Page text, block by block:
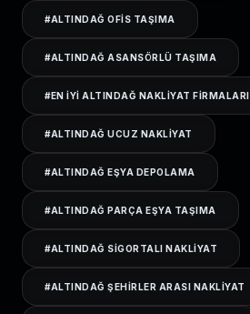
#ALTINDAĞ OFIS TAŞIMA
#ALTINDAĞ ASANSÖRLÜ TAŞIMA
#EN IYI ALTINDAĞ NAKLIYAT FIRMALARI
#ALTINDAĞ UCUZ NAKLIYAT
#ALTINDAĞ EŞYA DEPOLAMA
#ALTINDAĞ PARÇA EŞYA TAŞIMA
#ALTINDAĞ SIGORTALI NAKLIYAT
#ALTINDAĞ ŞEHIRLER ARASI NAKLIYAT